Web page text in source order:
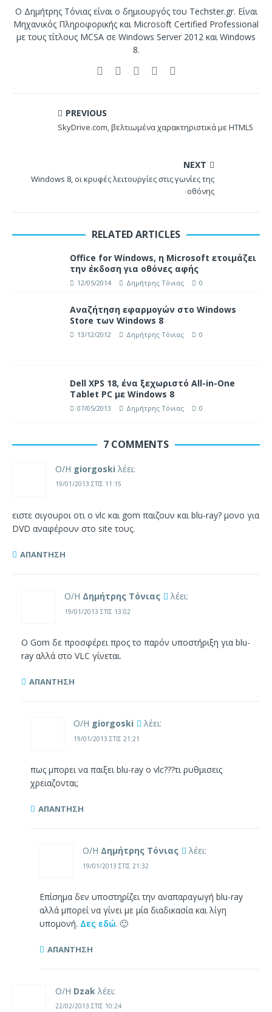
Ο Δημήτρης Τόνιας είναι ο δημιουργός του Techster.gr. Είναι
Μηχανικός Πληροφορικής και Microsoft Certified Professional
με τους τίτλους MCSA σε Windows Server 2012 και Windows
8.
PREVIOUS
SkyDrive.com, βελτιωμένα χαρακτηριστικά με HTML5
NEXT
Windows 8, οι κρυφές λειτουργίες στις γωνίες της
οθόνης
RELATED ARTICLES
Office for Windows, η Microsoft ετοιμάζει
την έκδοση για οθόνες αφής
12/05/2014 Δημήτρης Τόνιας 0
Αναζήτηση εφαρμογών στο Windows
Store των Windows 8
13/12/2012 Δημήτρης Τόνιας 0
Dell XPS 18, ένα ξεχωριστό All-in-One
Tablet PC με Windows 8
07/05/2013 Δημήτρης Τόνιας 0
7 COMMENTS
Ο/Η giorgoski λέει:
19/01/2013 ΣΤΙΣ 11:15
ειστε σιγουροι οτι ο vlc και gom παιζουν και blu-ray? μονο για
DVD αναφέρουν στο site τους.
ΑΠΆΝΤΗΣΗ
Ο/Η Δημήτρης Τόνιας λέει:
19/01/2013 ΣΤΙΣ 13:02
Ο Gom δε προσφέρει προς το παρόν υποστήριξη για blu-
ray αλλά στο VLC γίνεται.
ΑΠΆΝΤΗΣΗ
Ο/Η giorgoski λέει:
19/01/2013 ΣΤΙΣ 21:21
πως μπορει να παιξει blu-ray ο vlc???τι ρυθμισεις
χρειαζονται;
ΑΠΆΝΤΗΣΗ
Ο/Η Δημήτρης Τόνιας λέει:
19/01/2013 ΣΤΙΣ 21:32
Επίσημα δεν υποστηρίζει την αναπαραγωγή blu-ray
αλλά μπορεί να γίνει με μία διαδικασία και λίγη
υπομονή. Δες εδώ. 🙂
ΑΠΆΝΤΗΣΗ
Ο/Η Dzak λέει:
22/02/2013 ΣΤΙΣ 10:24